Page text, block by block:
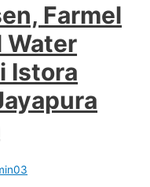
Farmel
Water
Istora